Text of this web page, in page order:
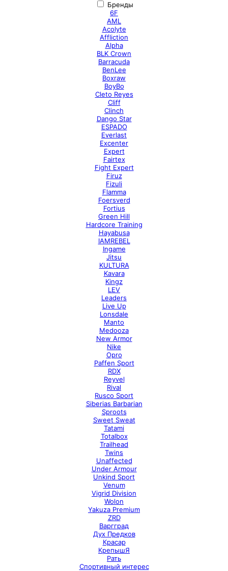
Бренды
6F
AML
Acolyte
Affliction
Alpha
BLK Crown
Barracuda
BenLee
Boxraw
BoyBo
Cleto Reyes
Cliff
Clinch
Dango Star
ESPADO
Everlast
Excenter
Expert
Fairtex
Fight Expert
Firuz
Fizuli
Flamma
Foersverd
Fortius
Green Hill
Hardcore Training
Hayabusa
IAMREBEL
Ingame
Jitsu
KULTURA
Kavara
Kingz
LEV
Leaders
Live Up
Lonsdale
Manto
Medooza
New Armor
Nike
Opro
Paffen Sport
RDX
Reyvel
Rival
Rusco Sport
Siberias Barbarian
Sproots
Sweet Sweat
Tatami
Totalbox
Trailhead
Twins
Unaffected
Under Armour
Unkind Sport
Venum
Vigrid Division
Wolon
Yakuza Premium
ZRD
Варгград
Дух Предков
Красар
КрепышЯ
Рать
Спортивный интерес